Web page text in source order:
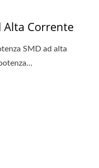
Alta Corrente
SMD ad alta